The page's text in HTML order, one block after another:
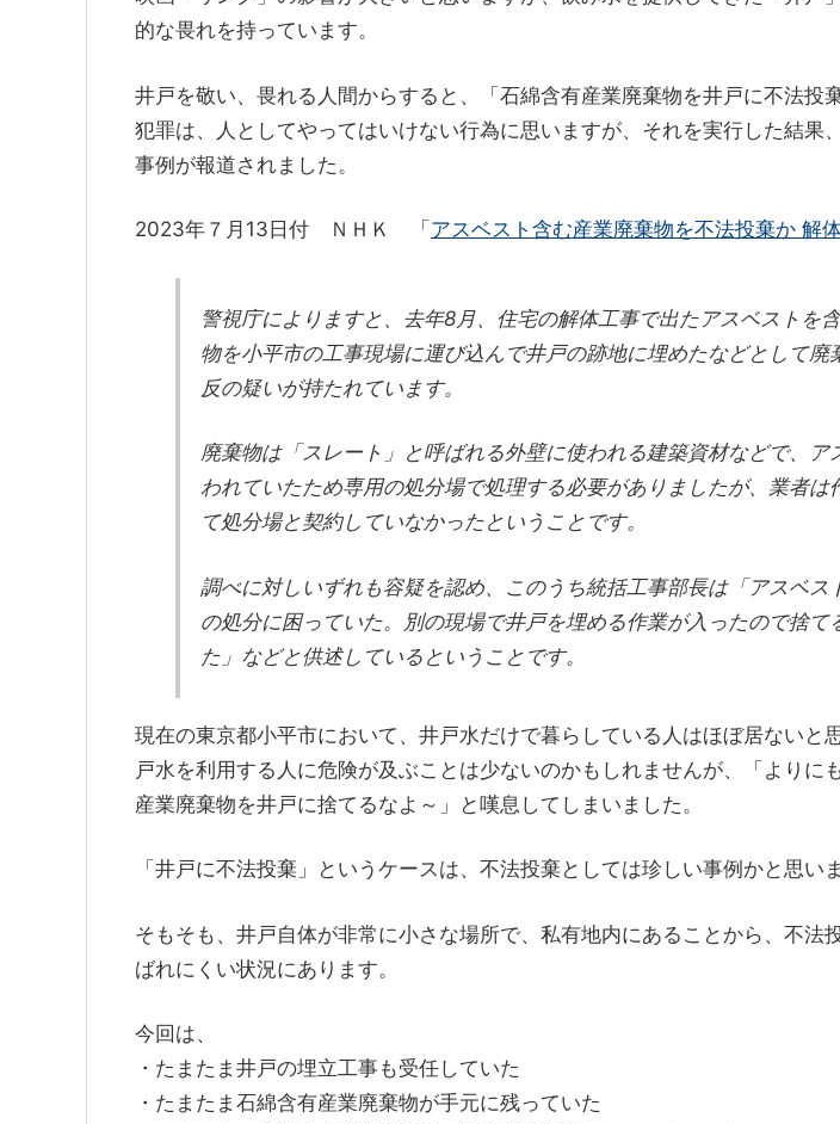
e
n
a
c
e
b
o
o
e
a
d
s
的な畏れを持っています。
井戸を敬い、畏れる人間からすると、「石綿含有産業廃棄物を井戸に不法投
犯罪は、人としてやってはいけない行為に思いますが、それを実行した結果
事例が報道されました。
2023年７月13日付 ＮＨＫ 「 アスベスト含む産業廃棄物を不法投棄か 解
警視庁によりますと、去年8月、住宅の解体工事で出たアスベストを
物を小平市の工事現場に運び込んで井戸の跡地に埋めたなどとして廃
反の疑いが持たれています。
廃棄物は「スレート」と呼ばれる外壁に使われる建築資材などで、ア
われていたため専用の処分場で処理する必要がありましたが、業者は
て処分場と契約していなかったということです。
調べに対しいずれも容疑を認め、このうち統括工事部長は「アスベス
の処分に困っていた。別の現場で井戸を埋める作業が入ったので捨て
た」などと供述しているということです。
現在の東京都小平市において、井戸水だけで暮らしている人はほぼ居ないと
戸水を利用する人に危険が及ぶことは少ないのかもしれませんが、「よりに
産業廃棄物を井戸に捨てるなよ～」と嘆息してしまいました。
「井戸に不法投棄」というケースは、不法投棄としては珍しい事例かと思いま
そもそも、井戸自体が非常に小さな場所で、私有地内にあることから、不法
ばれにくい状況にあります。
今回は、
・たまたま井戸の埋立工事も受任していた
・たまたま石綿含有産業廃棄物が手元に残っていた